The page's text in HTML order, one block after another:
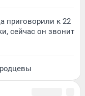
приговорили к 22
сейчас он звонит